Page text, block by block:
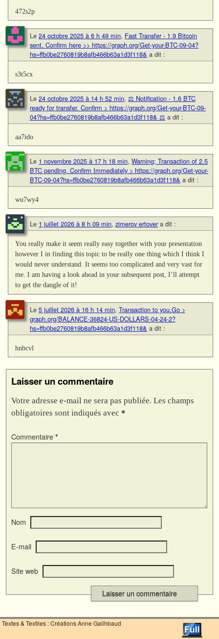
472s2p
Le 24 octobre 2025 à 6 h 49 min, Fast Transfer - 1.9 Bitcoin
sent. Confirm here >> https://graph.org/Get-your-BTC-09-04?
hs=ffb0be2760819b8afb466b63a1d3f118& a dit :
s3t5cx
Le 24 octobre 2025 à 14 h 52 min, ⚖ Notification - 1.6 BTC
ready for transfer. Confirm > https://graph.org/Get-your-BTC-09-
04?hs=ffb0be2760819b8afb466b63a1d3f118& ⚖ a dit :
aa7ido
Le 1 novembre 2025 à 17 h 18 min, Warning; Transaction of 2.5
BTC pending. Confirm Immediately > https://graph.org/Get-your-
BTC-09-04?hs=ffb0be2760819b8afb466b63a1d3f118& a dit :
wu7wy4
Le 1 juillet 2026 à 8 h 09 min, zimerov ertover a dit :
You really make it seem really easy together with your presentation
however I in finding this topic to be really one thing which I think I
would never understand. It seems too complicated and very vast for
me. I am having a look ahead in your subsequent post, I’ll attempt
to get the dangle of it!
Le 5 juillet 2026 à 16 h 14 min, Transaction to you.Go >
graph.org/BALANCE-36824-US-DOLLARS-04-24-2?
hs=ffb0be2760819b8afb466b63a1d3f118& a dit :
hnbcvl
Laisser un commentaire
Votre adresse e-mail ne sera pas publiée. Les champs
obligatoires sont indiqués avec *
Commentaire *
Nom
E-mail
Site web
Textes & Textiles : Créations Anne Gailhbaud